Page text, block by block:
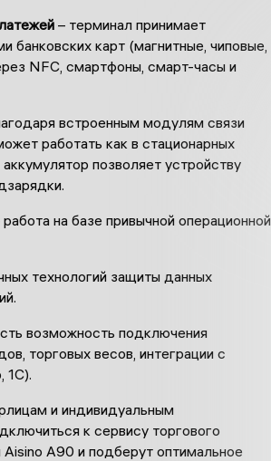
– терминал принимает
банковских карт (магнитные, чиповые,
NFC, смартфоны, смарт-часы и
встроенным модулям связи
работать как в стационарных
позволяет устройству
на базе привычной операционной
технологий защиты данных
возможность подключения
торговых весов, интеграции с
1С).
и индивидуальным
к сервису торгового
A90 и подберут оптимальное